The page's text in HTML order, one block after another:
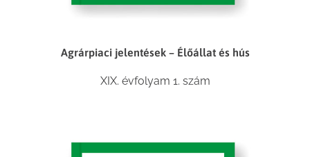
Agrárpiaci jelentések – Élőállat és hús
XIX. évfolyam 1. szám